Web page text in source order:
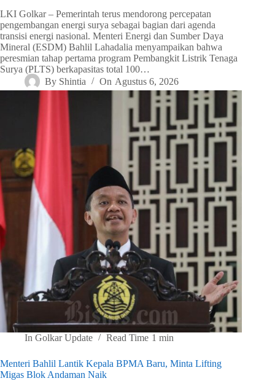
LKI Golkar – Pemerintah terus mendorong percepatan
pengembangan energi surya sebagai bagian dari agenda
transisi energi nasional. Menteri Energi dan Sumber Daya
Mineral (ESDM) Bahlil Lahadalia menyampaikan bahwa
peresmian tahap pertama program Pembangkit Listrik Tenaga
Surya (PLTS) berkapasitas total 100…
By Shintia On Agustus 6, 2026
In Golkar Update Read Time 1 min
Menteri Bahlil Lantik Kepala BPMA Baru, Minta Lifting
Migas Blok Andaman Naik